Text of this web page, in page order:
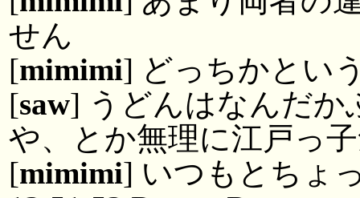
せん
[mimimi] どっちかとい
[saw] うどんはなんだか
や、とか無理に江戸っ
[mimimi] いつもとちょ